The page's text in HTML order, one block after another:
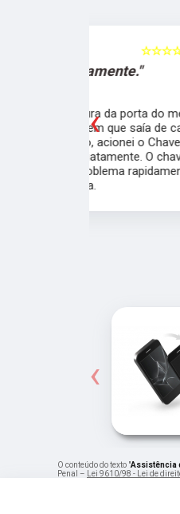
"O
Fiz a cópia
pra
grossas) e
minutos. O
muito
‹
‹
O conteúdo do texto "Assistência
Penal –
Lei 9610/98 - Lei de